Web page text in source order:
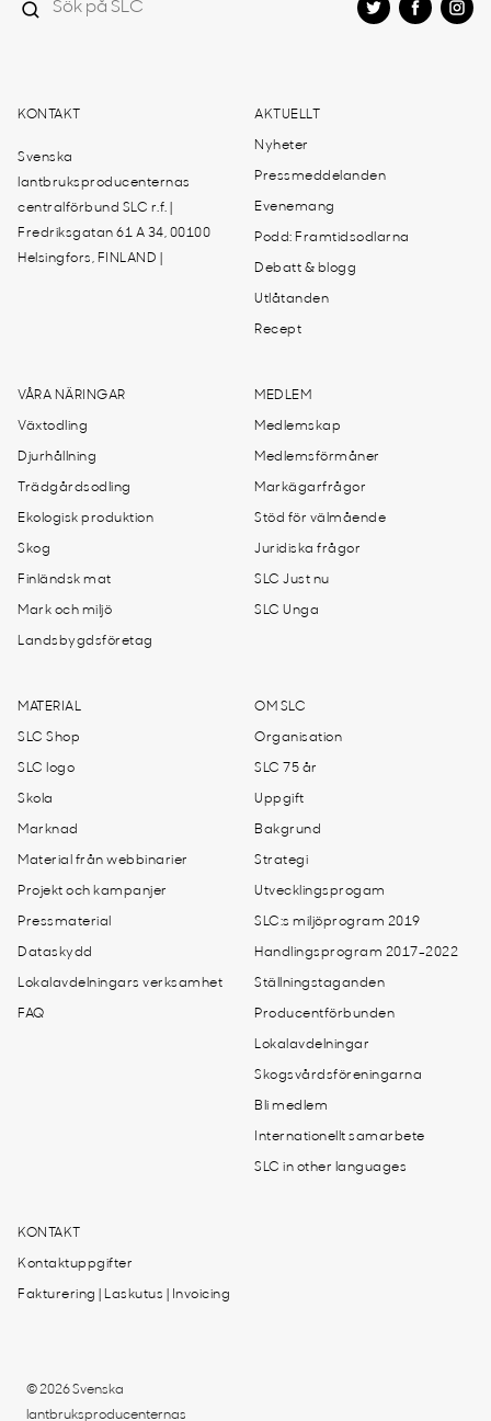
KONTAKT
Svenska
lantbruksproducenternas
centralförbund SLC r.f. |
Fredriksgatan 61 A 34, 00100
Helsingfors, FINLAND |
AKTUELLT
Nyheter
Pressmeddelanden
Evenemang
Podd: Framtidsodlarna
Debatt & blogg
Utlåtanden
Recept
VÅRA NÄRINGAR
Växtodling
Djurhållning
Trädgårdsodling
Ekologisk produktion
Skog
Finländsk mat
Mark och miljö
Landsbygdsföretag
MEDLEM
Medlemskap
Medlemsförmåner
Markägarfrågor
Stöd för välmående
Juridiska frågor
SLC Just nu
SLC Unga
MATERIAL
SLC Shop
SLC logo
Skola
Marknad
Material från webbinarier
Projekt och kampanjer
Pressmaterial
Dataskydd
Lokalavdelningars verksamhet
FAQ
OM SLC
Organisation
SLC 75 år
Uppgift
Bakgrund
Strategi
Utvecklingsprogam
SLC:s miljöprogram 2019
Handlingsprogram 2017-2022
Ställningstaganden
Producentförbunden
Lokalavdelningar
Skogsvårdsföreningarna
Bli medlem
Internationellt samarbete
SLC in other languages
KONTAKT
Kontaktuppgifter
Fakturering | Laskutus | Invoicing
© 2026 Svenska
lantbruksproducenternas